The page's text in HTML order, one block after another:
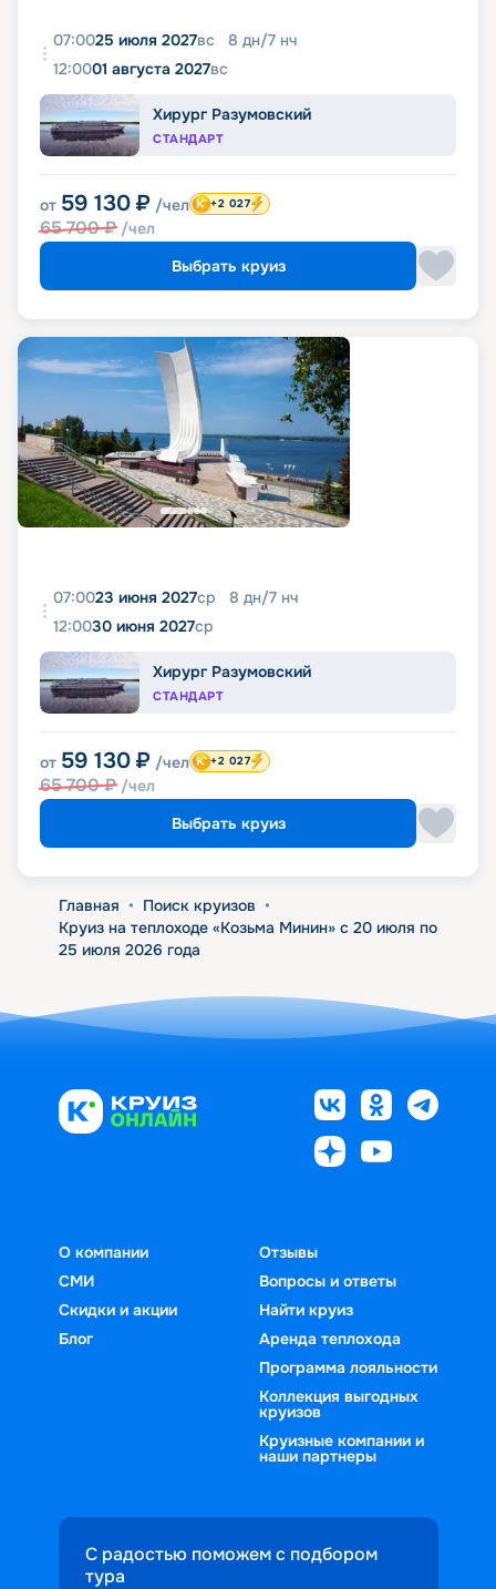
07:0025 июля 2027вс 8 дн/7 нч
12:0001 августа 2027вс
Хирург Разумовский
СТАНДАРТ
от 59 130 ₽ /чел
65 700₽ /чел
+2 027
Выбрать круиз
07:0023 июня 2027ср 8 дн/7 нч
12:0030 июня 2027ср
Хирург Разумовский
СТАНДАРТ
от 59 130 ₽ /чел
65 700₽ /чел
+2 027
Выбрать круиз
Главная • Поиск круизов •
Круиз на теплоходе «Козьма Минин» с 20 июля по
25 июля 2026 года
О компании
СМИ
Скидки и акции
Блог
Отзывы
Вопросы и ответы
Найти круиз
Аренда теплохода
Программа лояльности
Коллекция выгодных
круизов
Круизные компании и
наши партнеры
С радостью поможем с подбором
тура